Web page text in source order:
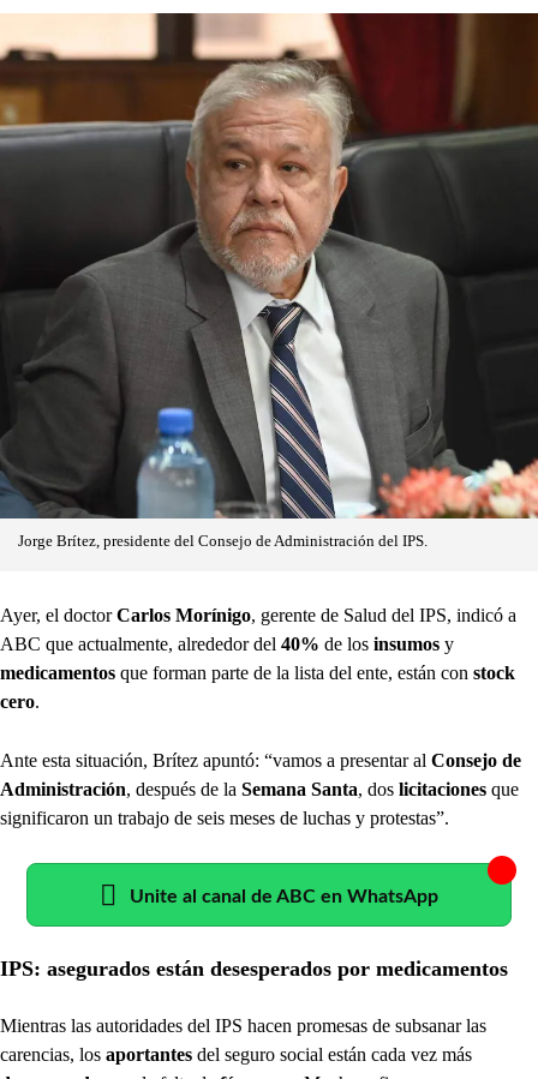
Jorge Brítez, presidente del Consejo de Administración del IPS.
Ayer, el doctorCarlos Morínigo, gerente de Salud del IPS, indicó a
ABC que actualmente, alrededor del 40% de los insumos y
medicamentos que forman parte de la lista del ente, están con stock
cero.
Ante esta situación, Brítez apuntó: “vamos a presentar al Consejo de
Administración, después de la Semana Santa, dos licitaciones que
significaron un trabajo de seis meses de luchas y protestas”.
Unite al canal de ABC en WhatsApp
IPS: asegurados están desesperados por medicamentos
Mientras las autoridades del IPS hacen promesas de subsanar las
carencias, los aportantes del seguro social están cada vez más